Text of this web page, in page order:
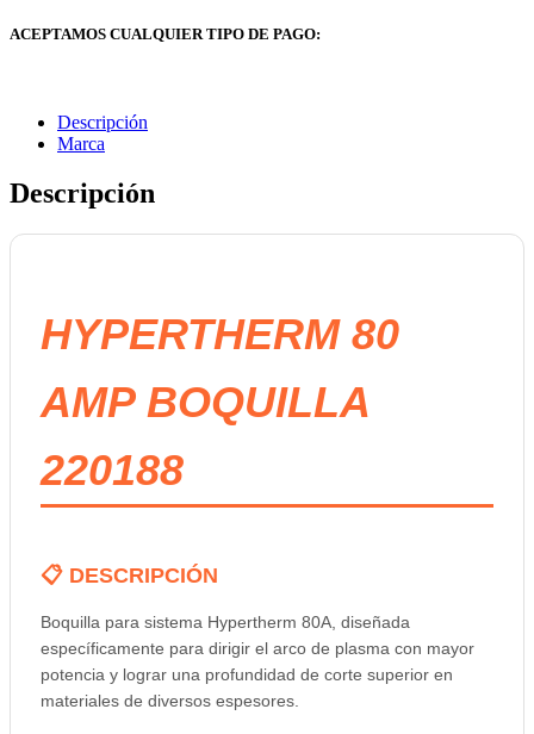
ACEPTAMOS CUALQUIER TIPO DE PAGO:
Descripción
Marca
Descripción
HYPERTHERM 80
AMP BOQUILLA
220188
📋 DESCRIPCIÓN
Boquilla para sistema Hypertherm 80A, diseñada
específicamente para dirigir el arco de plasma con mayor
potencia y lograr una profundidad de corte superior en
materiales de diversos espesores.